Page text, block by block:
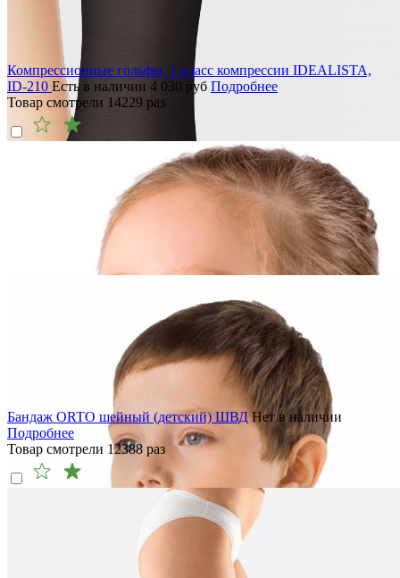
Компрессионные гольфы, 1 класс компрессии IDEALISTA,
ID-210 Есть в наличии 4 030 руб Подробнее
Товар смотрели 14229 раз
Бандаж ORTO шейный (детский) ШВД Нет в наличии
Подробнее
Товар смотрели 12388 раз